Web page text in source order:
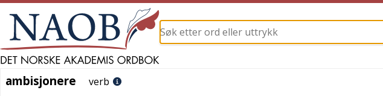
ambisjonere
ambisjonere verb